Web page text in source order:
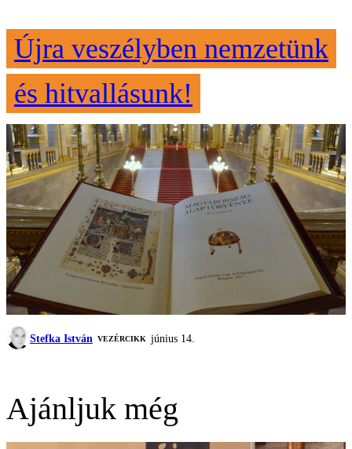
Újra veszélyben nemzetünk
és hitvallásunk!
Stefka István VEZÉRCIKK június 14.
Ajánljuk még